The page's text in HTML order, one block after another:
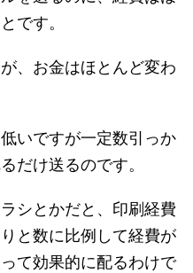
です。
、お金はほとんど変わ
いですが一定数引っか
だけ送るのです。
シとかだと、印刷経費
と数に比例して経費が
て効果的に配るわけで